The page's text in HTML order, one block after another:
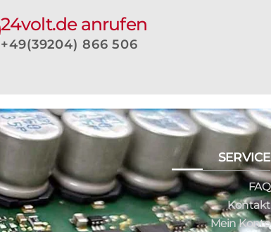
24volt.de anrufen
+49(39204) 866 506
SERVICE
FAQ
Kontakt
Mein Konto